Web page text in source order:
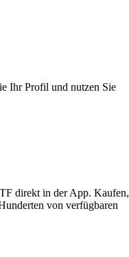
Ihr Profil und nutzen Sie
direkt in der App. Kaufen,
von verfügbaren